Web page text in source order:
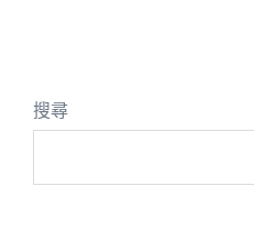
搜尋